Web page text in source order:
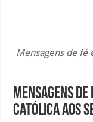
Mensagens de fé
Mensagens
católica aos